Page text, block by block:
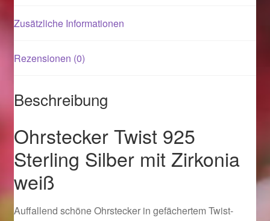
Magisches und Festliches zu Halloween 2021
Magisches und Festliches zu Halloween 2022
Mein Konto
Ostergeschenke finden für Ostern 2015
Ostergeschenke finden für Ostern 2016
Zusätzliche Informationen
Rezensionen (0)
Beschreibung
Ohrstecker Twist 925
Sterling Silber mit Zirkonia
weiß
Auffallend schöne Ohrstecker in gefächertem Twist-